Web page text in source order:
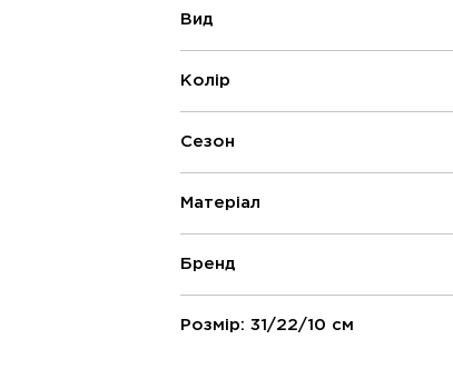
Вид
Колір
Сезон
Матеріал
Бренд
Розмір: 31/22/10 см